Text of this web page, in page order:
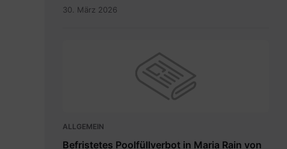
30. März 2026
ALLGEMEIN
Befristetes Poolfüllverbot in Maria Rain von